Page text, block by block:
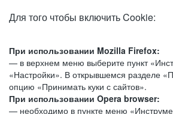
Для того чтобы включить Cookie:
При использовании Mozilla Firefox:
— в верхнем меню выберите пункт
«Настройки». В открывшемся разделе
опцию «Принимать куки с сайтов».
При использовании Opera browser:
— необходимо в пункте меню